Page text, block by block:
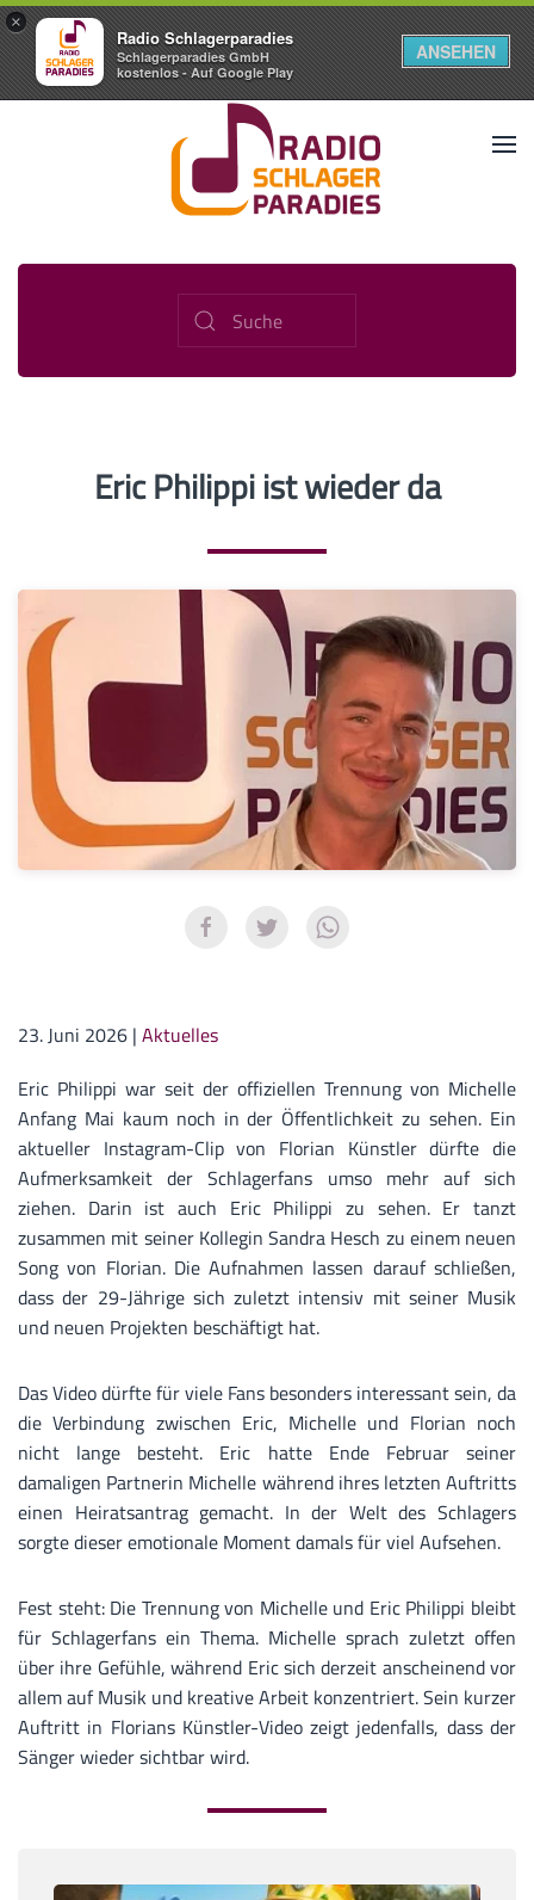
×
Radio Schlagerparadies
Schlagerparadies GmbH
kostenlos - Auf Google Play
ANSEHEN
Eric Philippi ist wieder da
23. Juni 2026 | Aktuelles
Eric Philippi war seit der offiziellen Trennung von Michelle
Anfang Mai kaum noch in der Öffentlichkeit zu sehen. Ein
aktueller Instagram-Clip von Florian Künstler dürfte die
Aufmerksamkeit der Schlagerfans umso mehr auf sich
ziehen. Darin ist auch Eric Philippi zu sehen. Er tanzt
zusammen mit seiner Kollegin Sandra Hesch zu einem neuen
Song von Florian. Die Aufnahmen lassen darauf schließen,
dass der 29-Jährige sich zuletzt intensiv mit seiner Musik
und neuen Projekten beschäftigt hat.
Das Video dürfte für viele Fans besonders interessant sein, da
die Verbindung zwischen Eric, Michelle und Florian noch
nicht lange besteht. Eric hatte Ende Februar seiner
damaligen Partnerin Michelle während ihres letzten Auftritts
einen Heiratsantrag gemacht. In der Welt des Schlagers
sorgte dieser emotionale Moment damals für viel Aufsehen.
Fest steht: Die Trennung von Michelle und Eric Philippi bleibt
für Schlagerfans ein Thema. Michelle sprach zuletzt offen
über ihre Gefühle, während Eric sich derzeit anscheinend vor
allem auf Musik und kreative Arbeit konzentriert. Sein kurzer
Auftritt in Florians Künstler-Video zeigt jedenfalls, dass der
Sänger wieder sichtbar wird.